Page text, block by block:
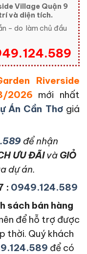
Village Quận 9
và diện tích.
– do làm chủ đầu
Riverside
2026 mới nhất
Án Cần Thơ giá
để nhận
ƯU ĐÃIvàGIỎ
dự án.
: 0949.124.589
sách bán hàng
để hỗ trợ được
thời. Quý khách
để có